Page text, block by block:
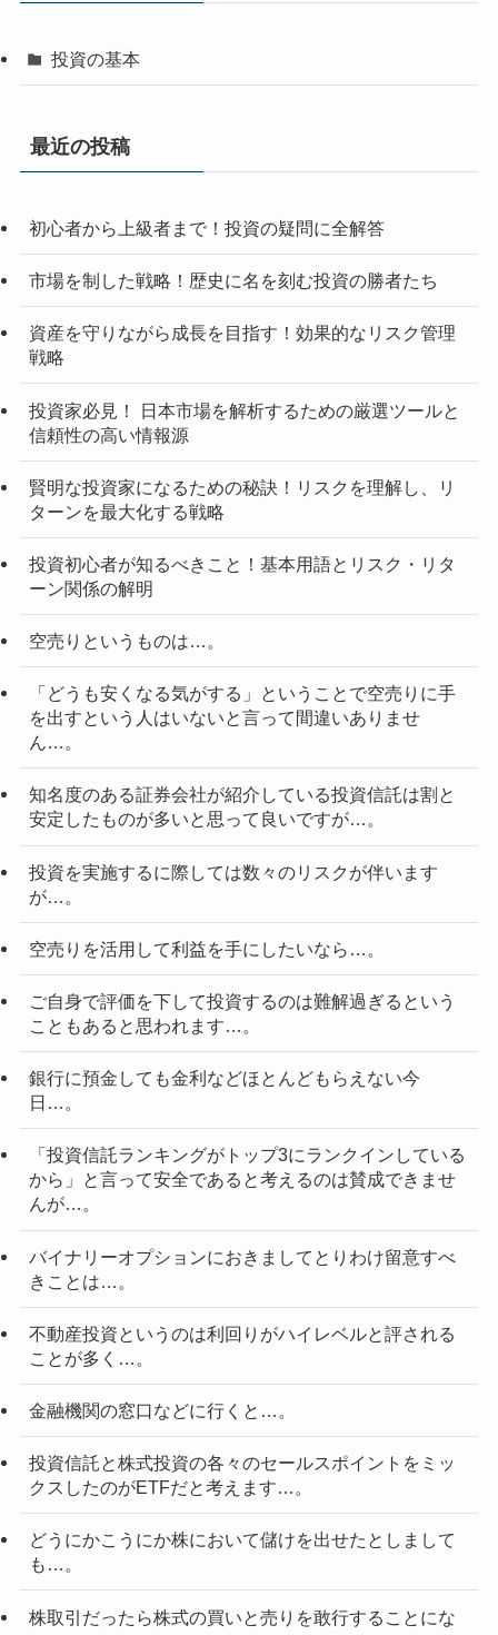
投資の基本
最近の投稿
初心者から上級者まで！投資の疑問に全解答
市場を制した戦略！歴史に名を刻む投資の勝者たち
資産を守りながら成長を目指す！効果的なリスク管理
戦略
投資家必見！ 日本市場を解析するための厳選ツールと
信頼性の高い情報源
賢明な投資家になるための秘訣！リスクを理解し、リ
ターンを最大化する戦略
投資初心者が知るべきこと！基本用語とリスク・リタ
ーン関係の解明
空売りというものは…。
「どうも安くなる気がする」ということで空売りに手
を出すという人はいないと言って間違いありませ
ん…。
知名度のある証券会社が紹介している投資信託は割と
安定したものが多いと思って良いですが…。
投資を実施するに際しては数々のリスクが伴います
が…。
空売りを活用して利益を手にしたいなら…。
ご自身で評価を下して投資するのは難解過ぎるという
こともあると思われます…。
銀行に預金しても金利などほとんどもらえない今
日…。
「投資信託ランキングがトップ3にランクインしている
から」と言って安全であると考えるのは賛成できませ
んが…。
バイナリーオプションにおきましてとりわけ留意すべ
きことは…。
不動産投資というのは利回りがハイレベルと評される
ことが多く…。
金融機関の窓口などに行くと…。
投資信託と株式投資の各々のセールスポイントをミッ
クスしたのがETFだと考えます…。
どうにかこうにか株において儲けを出せたとしまして
も…。
株取引だったら株式の買いと売りを敢行することにな